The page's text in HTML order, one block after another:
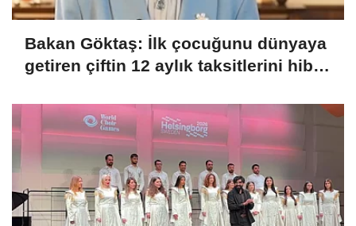
Bakan Göktaş: İlk çocuğunu dünyaya
getiren çiftin 12 aylık taksitlerini hibe